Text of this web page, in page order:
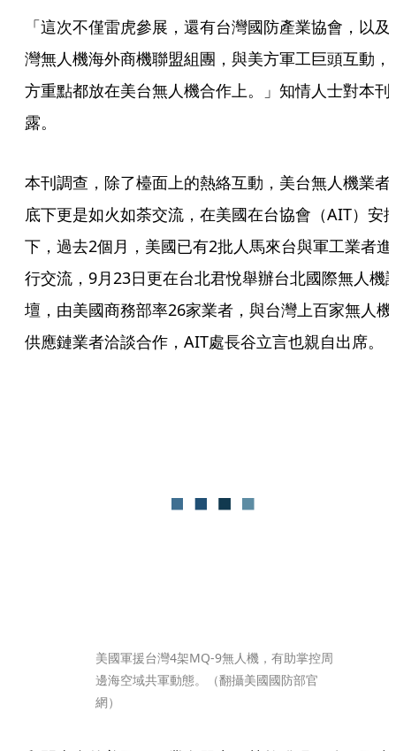
「這次不僅雷虎參展，還有台灣國防產業協會，以及
灣無人機海外商機聯盟組團，與美方軍工巨頭互動，
方重點都放在美台無人機合作上。」知情人士對本刊
露。
本刊調查，除了檯面上的熱絡互動，美台無人機業者
底下更是如火如荼交流，在美國在台協會（AIT）安
下，過去2個月，美國已有2批人馬來台與軍工業者進
行交流，9月23日更在台北君悅舉辦台北國際無人機
壇，由美國商務部率26家業者，與台灣上百家無人機
供應鏈業者洽談合作，AIT處長谷立言也親自出席。
美國軍援台灣4架MQ-9無人機，有助掌控周
邊海空域共軍動態。（翻攝美國國防部官
網）